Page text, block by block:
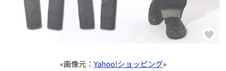
«画像元： Yahoo!ショッピング»